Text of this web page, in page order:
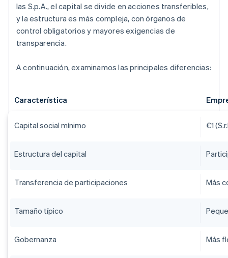
las S.p.A., el capital se divide en acciones transferibles,
y la estructura es más compleja, con órganos de
control obligatorios y mayores exigencias de
transparencia.
A continuación, examinamos las principales diferencias:
Característica
Capital social mínimo €1
Estructura del capital
Transferencia de participaciones Más
Tamaño típico
Gobernanza Más